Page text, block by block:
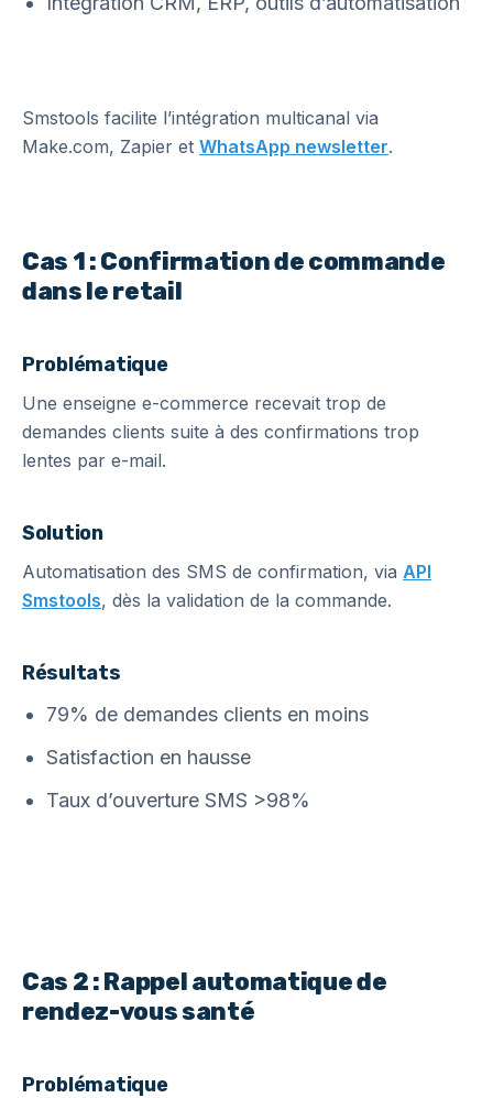
Smstools facilite l’intégration multicanal via
Make.com, Zapier et WhatsApp newsletter.
Cas 1 : Confirmation de commande
dans le retail
Problématique
Une enseigne e-commerce recevait trop de
demandes clients suite à des confirmations trop
lentes par e-mail.
Solution
Automatisation des SMS de confirmation, via API
Smstools, dès la validation de la commande.
Résultats
79% de demandes clients en moins
Satisfaction en hausse
Taux d’ouverture SMS >98%
Cas 2 : Rappel automatique de
rendez-vous santé
Problématique